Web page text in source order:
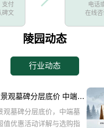
支付
碑文
电话
在线咨
陵园动态
行业动态
清东陵万佛园皇家景观墓碑分层底价 中端墓位限时直降上万：超值优惠活动详解与选购指南
观墓碑分层底价，中端墓
值优惠活动详解与选购指